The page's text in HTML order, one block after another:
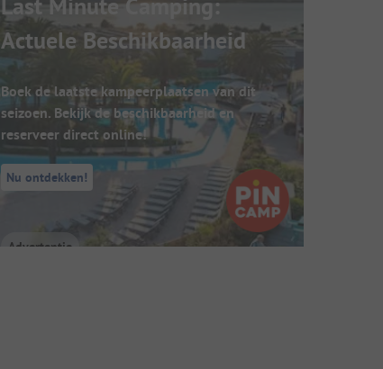
Last Minute Camping:
Actuele Beschikbaarheid
Boek de laatste kampeerplaatsen van dit
seizoen. Bekijk de beschikbaarheid en
reserveer direct online!
Nu ontdekken!